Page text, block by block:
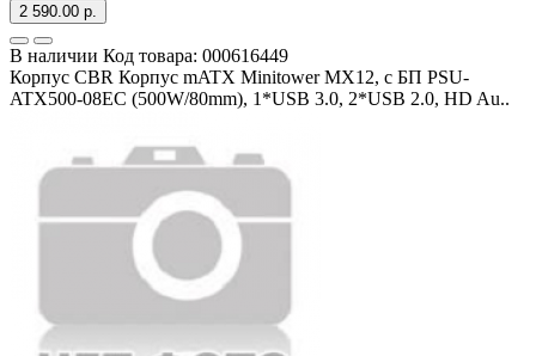
2 590.00 р.
В наличии Код товара: 000616449
Корпус CBR Корпус mATX Minitower MX12, c БП PSU-
ATX500-08EC (500W/80mm), 1*USB 3.0, 2*USB 2.0, HD Au..